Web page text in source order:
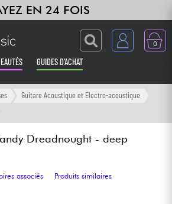
EN 24 FOIS
0
GUIDES D'ACHAT
Guitare Acoustique et Electro-acoustique
Dreadnought - deep
associés
Produits similaires